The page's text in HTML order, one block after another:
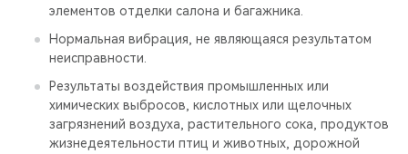
элементов отделки салона и багажника.
Нормальная вибрация, не являющаяся результатом
неисправности.
Результаты воздействия промышленных или
химических выбросов, кислотных или щелочных
загрязнений воздуха, растительного сока, продуктов
жизнедеятельности птиц и животных, дорожной